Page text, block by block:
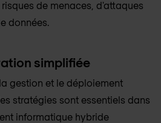
de menaces, d'attaques
données.
simplifiée
gestion et le déploiement
stratégies sont essentiels dans
informatique hybride